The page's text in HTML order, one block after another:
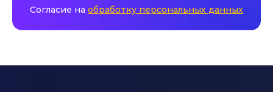
Согласие на обработку персональных данных